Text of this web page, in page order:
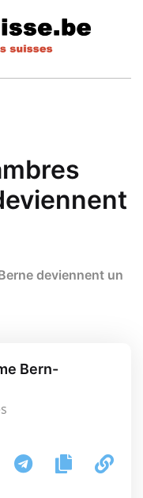
deviennent un
Bern-